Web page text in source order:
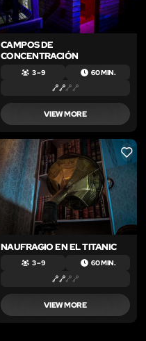
CAMPOS DE
CONCENTRACIÓN
3 – 9 60 MIN.
VIEW MORE
LIKE
NAUFRAGIO EN EL TITANIC
3 – 9 60 MIN.
VIEW MORE